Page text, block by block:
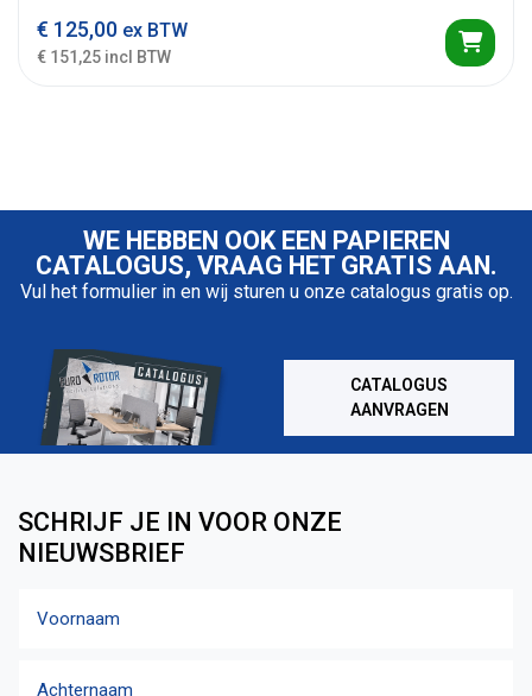
€ 125,00 ex BTW
€ 151,25 incl BTW
WE HEBBEN OOK EEN PAPIEREN
CATALOGUS, VRAAG HET GRATIS AAN.
Vul het formulier in en wij sturen u onze catalogus gratis op.
CATALOGUS
AANVRAGEN
SCHRIJF JE IN VOOR ONZE
NIEUWSBRIEF